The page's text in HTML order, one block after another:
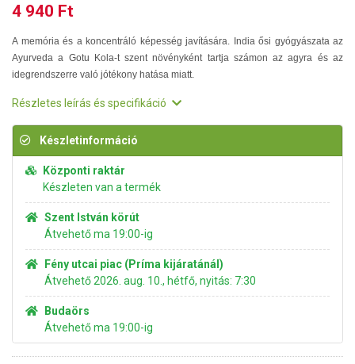
4 940 Ft
A memória és a koncentráló képesség javítására. India ősi gyógyászata az
Ayurveda a Gotu Kola-t szent növényként tartja számon az agyra és az
idegrendszerre való jótékony hatása miatt.
Részletes leírás és specifikáció
Készletinformáció
Központi raktár
Készleten van a termék
Szent István körút
Átvehető ma 19:00-ig
Fény utcai piac (Príma kijáratánál)
Átvehető 2026. aug. 10., hétfő, nyitás: 7:30
Budaörs
Átvehető ma 19:00-ig